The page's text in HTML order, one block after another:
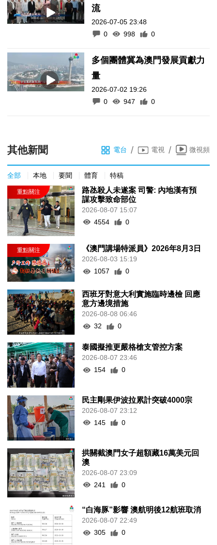
流
2026-07-05 23:48
0
998 0
多個團體冀為澳門發展貢獻力
量
2026-07-02 19:26
0
947 0
其他新聞 電台 / 電視 / 微視頻
全部 本地 要聞 體育 特稿
路氹殺人未遂案 司警: 內地漢有預
謀攻擊致命部位
2026-08-07 15:07
4554
0
《澳門講場特派員》2026年8月3日
2026-08-03 15:19
1057
0
西班牙對意大利實施臨時邊檢 回應
意方邊境措施
2026-08-08 06:46
32
0
泰國擬推更嚴格槍支管控方案
2026-08-07 23:46
154
0
民主剛果伊波拉累計突破4000宗
2026-08-07 23:12
145
0
拱關截澳門女子超額藏16萬美元回
澳
2026-08-07 23:09
241
0
“白海豚”影響 澳航明後12航班取消
2026-08-07 22:49
305
0